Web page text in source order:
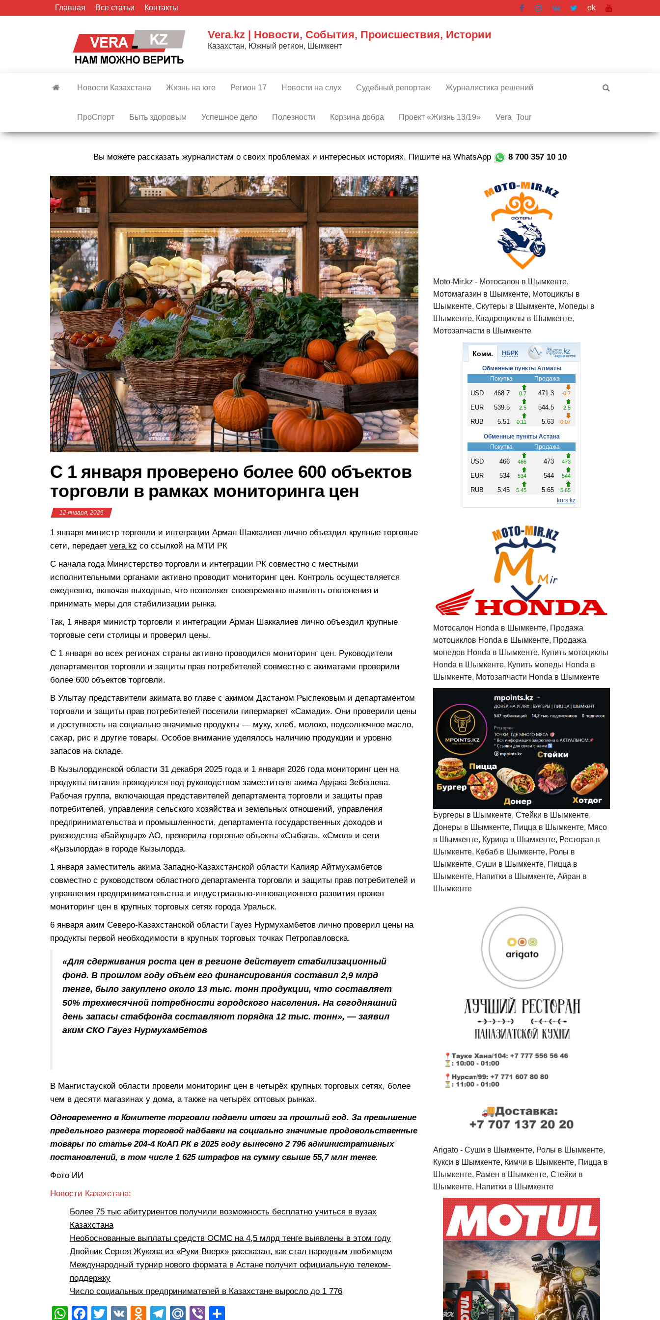
Главная Все статьи Контакты ok
Vera.kz | Новости, События, Происшествия, Истории
Казахстан, Южный регион, Шымкент
Новости Казахстана Жизнь на юге Регион 17 Новости на слух Судебный репортаж Журналистика решений
ПроСпорт Быть здоровым Успешное дело Полезности Корзина добра Проект «Жизнь 13/19» Vera_Tour
Вы можете рассказать журналистам о своих проблемах и интересных историях. Пишите на WhatsApp 8 700 357 10 10
С 1 января проверено более 600 объектов
торговли в рамках мониторинга цен
12 января, 2026
1 января министр торговли и интеграции Арман Шаккалиев лично объездил крупные торговые
сети, передает vera.kz со ссылкой на МТИ РК
С начала года Министерство торговли и интеграции РК совместно с местными
исполнительными органами активно проводит мониторинг цен. Контроль осуществляется
ежедневно, включая выходные, что позволяет своевременно выявлять отклонения и
принимать меры для стабилизации рынка.
Так, 1 января министр торговли и интеграции Арман Шаккалиев лично объездил крупные
торговые сети столицы и проверил цены.
С 1 января во всех регионах страны активно проводился мониторинг цен. Руководители
департаментов торговли и защиты прав потребителей совместно с акиматами проверили
более 600 объектов торговли.
В Улытау представители акимата во главе с акимом Дастаном Рыспековым и департаментом
торговли и защиты прав потребителей посетили гипермаркет «Самади». Они проверили цены
и доступность на социально значимые продукты — муку, хлеб, молоко, подсолнечное масло,
сахар, рис и другие товары. Особое внимание уделялось наличию продукции и уровню
запасов на складе.
В Кызылординской области 31 декабря 2025 года и 1 января 2026 года мониторинг цен на
продукты питания проводился под руководством заместителя акима Ардака Зебешева.
Рабочая группа, включающая представителей департамента торговли и защиты прав
потребителей, управления сельского хозяйства и земельных отношений, управления
предпринимательства и промышленности, департамента государственных доходов и
руководства «Байқоңыр» АО, проверила торговые объекты «Сыбаға», «Смол» и сети
«Қызылорда» в городе Кызылорда.
1 января заместитель акима Западно-Казахстанской области Калияр Айтмухамбетов
совместно с руководством областного департамента торговли и защиты прав потребителей и
управления предпринимательства и индустриально-инновационного развития провел
мониторинг цен в крупных торговых сетях города Уральск.
6 января аким Северо-Казахстанской области Гауез Нурмухамбетов лично проверил цены на
продукты первой необходимости в крупных торговых точках Петропавловска.
«Для сдерживания роста цен в регионе действует стабилизационный
фонд. В прошлом году объем его финансирования составил 2,9 млрд
тенге, было закуплено около 13 тыс. тонн продукции, что составляет
50% трехмесячной потребности городского населения. На сегодняшний
день запасы стабфонда составляют порядка 12 тыс. тонн», — заявил
аким СКО Гауез Нурмухамбетов
В Мангистауской области провели мониторинг цен в четырёх крупных торговых сетях, более
чем в десяти магазинах у дома, а также на четырёх оптовых рынках.
Одновременно в Комитете торговли подвели итоги за прошлый год. За превышение
предельного размера торговой надбавки на социально значимые продовольственные
товары по статье 204-4 КоАП РК в 2025 году вынесено 2 796 административных
постановлений, в том числе 1 625 штрафов на сумму свыше 55,7 млн тенге.
Фото ИИ
Новости Казахстана:
Более 75 тыс абитуриентов получили возможность бесплатно учиться в вузах
Казахстана
Необоснованные выплаты средств ОСМС на 4,5 млрд тенге выявлены в этом году
Двойник Сергея Жукова из «Руки Вверх» рассказал, как стал народным любимцем
Международный турнир нового формата в Астане получит официальную телеком-
поддержку
Число социальных предпринимателей в Казахстане выросло до 1 776
W F T V O T M Vi
Moto-Mir.kz - Мотосалон в Шымкенте,
Мотомагазин в Шымкенте, Мотоциклы в
Шымкенте, Скутеры в Шымкенте, Мопеды в
Шымкенте, Квадроциклы в Шымкенте,
Мотозапчасти в Шымкенте
Мотосалон Honda в Шымкенте, Продажа
мотоциклов Honda в Шымкенте, Продажа
мопедов Honda в Шымкенте, Купить мотоциклы
Honda в Шымкенте, Купить мопеды Honda в
Шымкенте, Мотозапчасти Honda в Шымкенте
Бургеры в Шымкенте, Стейки в Шымкенте,
Донеры в Шымкенте, Пицца в Шымкенте, Мясо
в Шымкенте, Курица в Шымкенте, Ресторан в
Шымкенте, Кебаб в Шымкенте, Ролы в
Шымкенте, Суши в Шымкенте, Пицца в
Шымкенте, Напитки в Шымкенте, Айран в
Шымкенте
Arigato - Cуши в Шымкенте, Ролы в Шымкенте,
Кукси в Шымкенте, Кимчи в Шымкенте, Пицца в
Шымкенте, Рамен в Шымкенте, Стейки в
Шымкенте, Напитки в Шымкенте